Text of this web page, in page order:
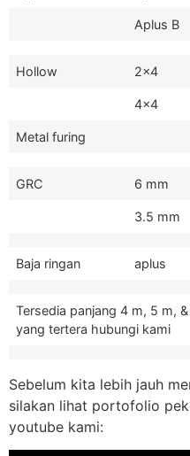
Aplus B
Hollow 2x4
4x4
Metal furing
GRC 6 mm
3.5 mm
Baja ringan aplus
Tersedia panjang 4 m, 5 m,
yang tertera hubungi kami
Sebelum kita lebih jauh
silakan lihat portofolio
youtube kami: